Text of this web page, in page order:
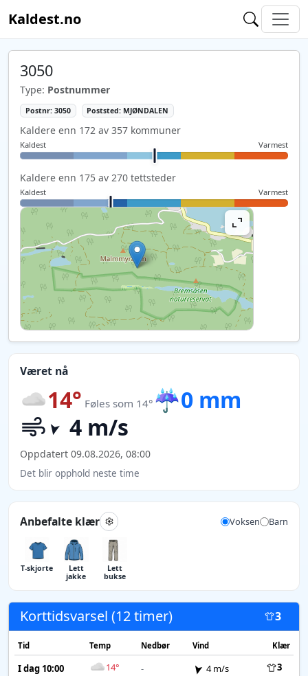
Kaldest.no
3050
Type: Postnummer
Postnr: 3050 Poststed: MJØNDALEN
Kaldere enn 172 av 357 kommuner
Kaldest Varmest
Kaldere enn 175 av 270 tettsteder
Kaldest Varmest
Været nå
14° Føles som 14° ☔0 mm
4 m/s
Oppdatert 09.08.2026, 08:00
Det blir opphold neste time
Anbefalte klær Voksen Barn
T-skjorte
Lett
jakke
Lett
bukse
Korttidsvarsel (12 timer) 3
Tid Temp Nedbør Vind Klær
I dag 10:00 14° - 4 m/s 3